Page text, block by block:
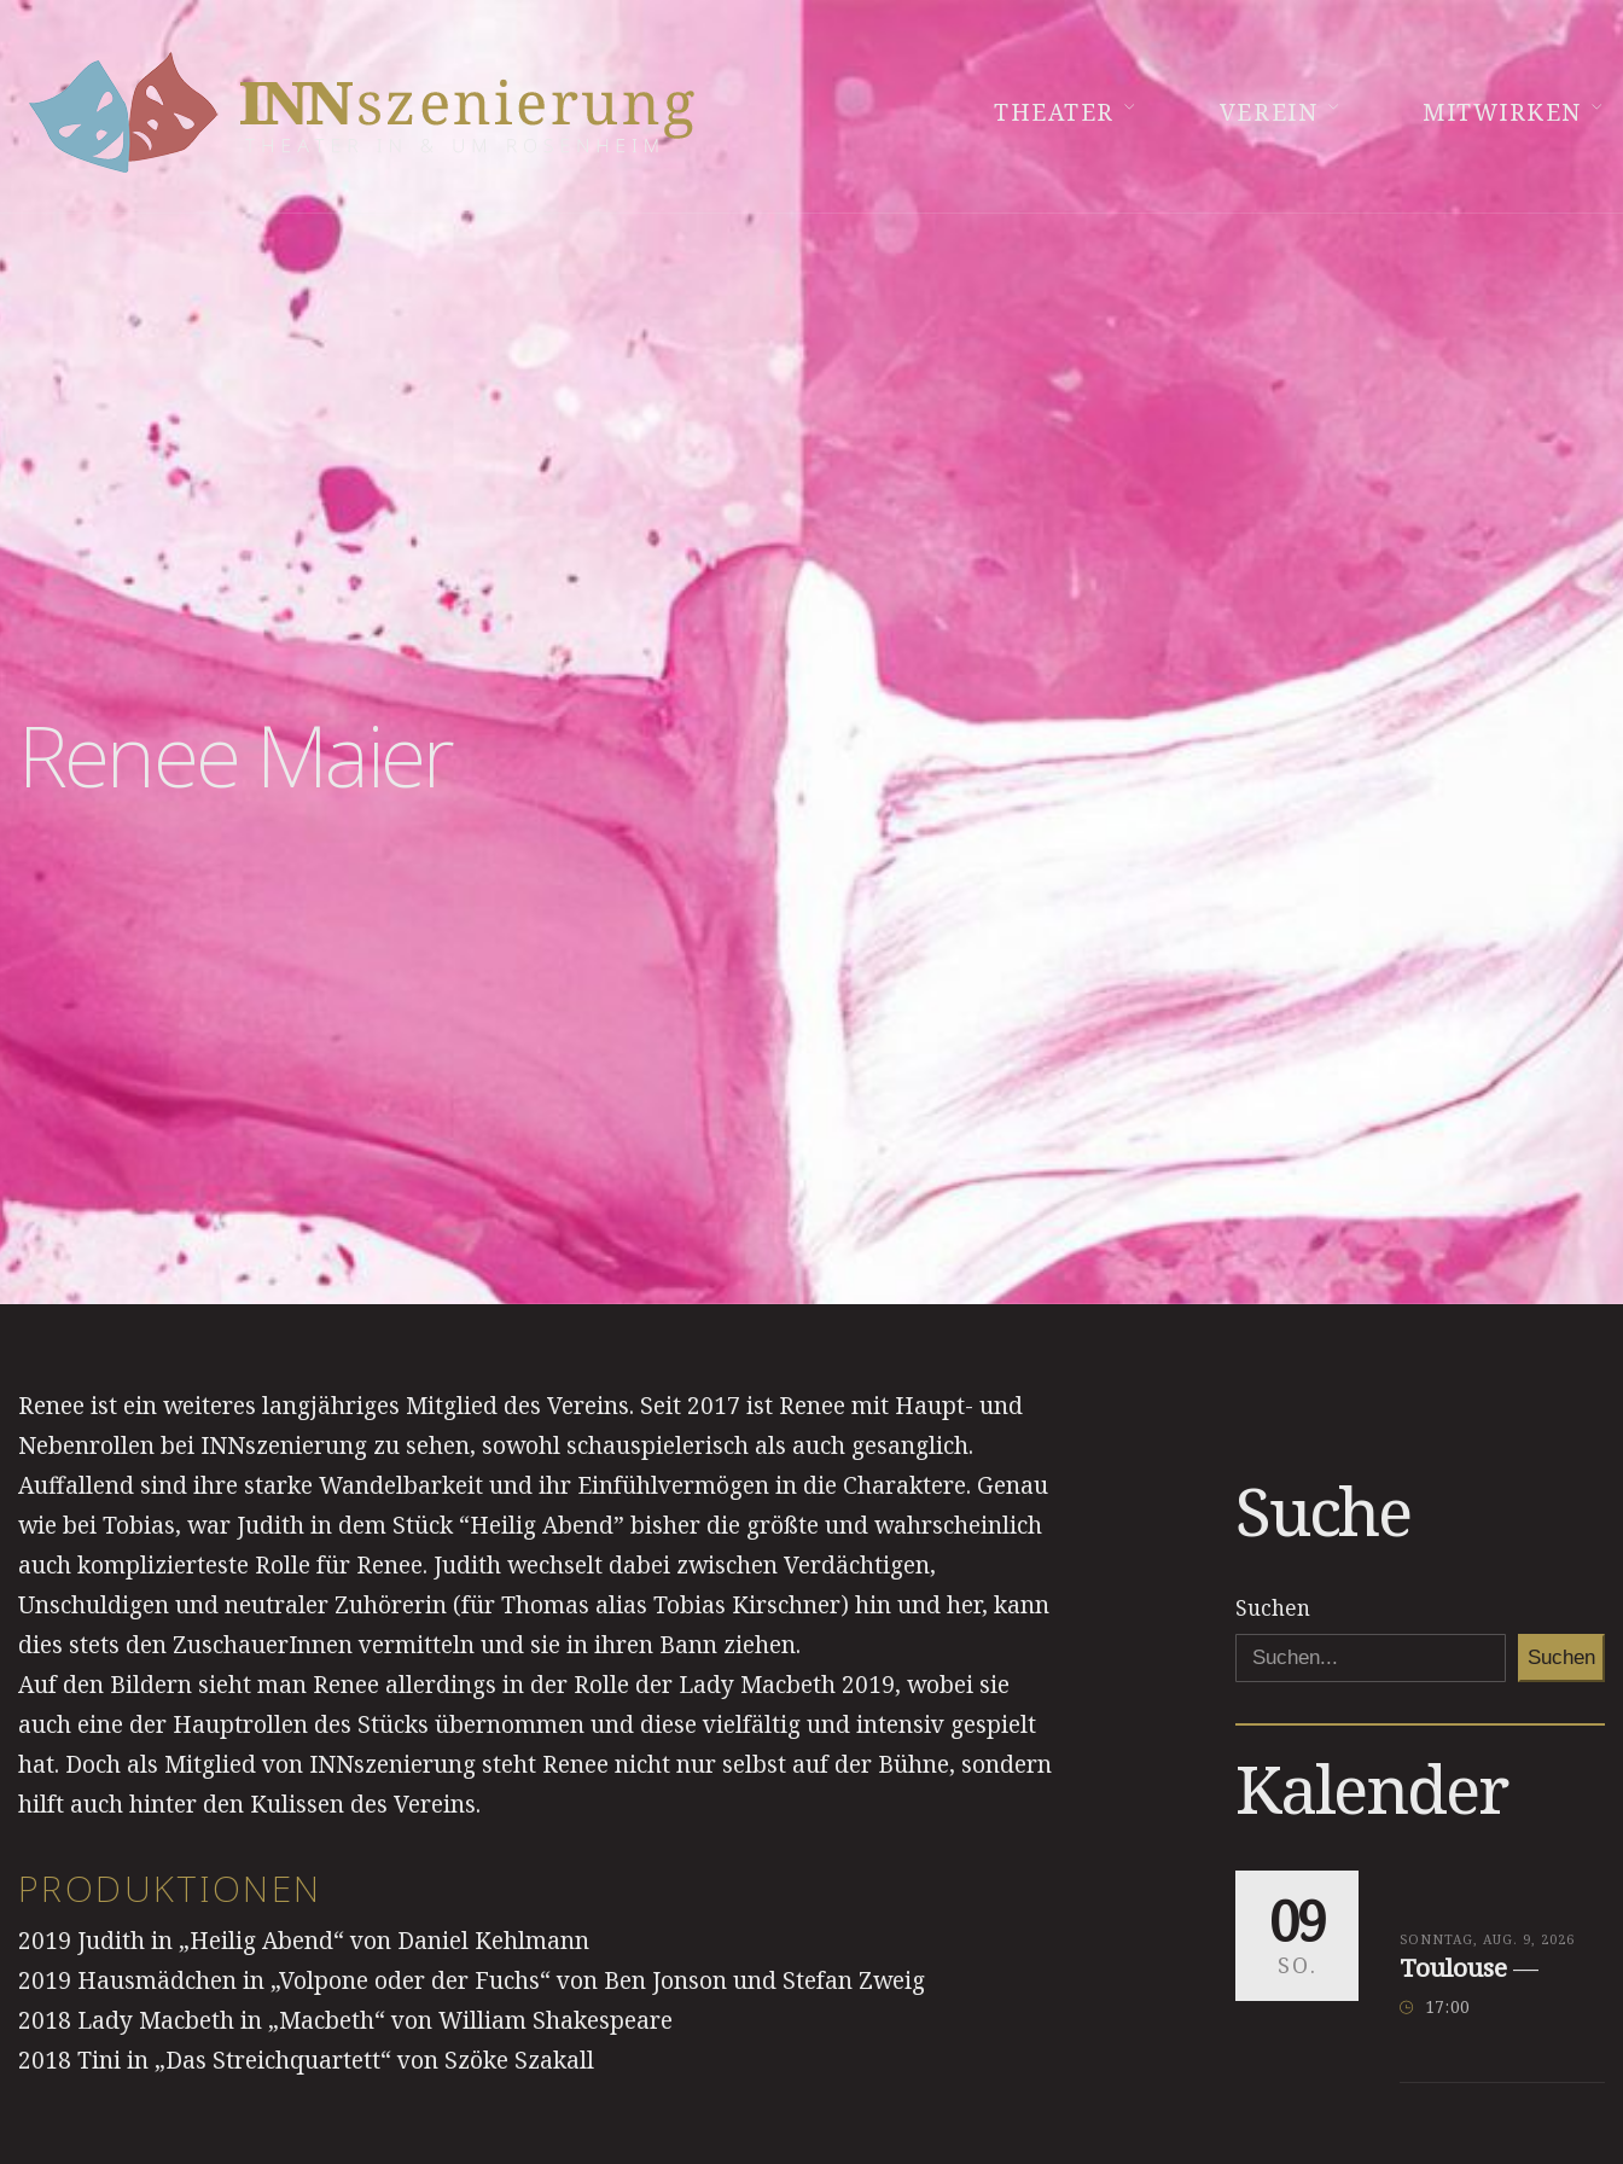
THEATER VEREIN MITWIRKEN
Renee Maier
Renee ist ein weiteres langjähriges Mitglied des Vereins. Seit 2017 ist Renee mit Haupt- und
Nebenrollen bei INNszenierung zu sehen, sowohl schauspielerisch als auch gesanglich.
Auffallend sind ihre starke Wandelbarkeit und ihr Einfühlvermögen in die Charaktere. Genau
wie bei Tobias, war Judith in dem Stück “Heilig Abend” bisher die größte und wahrscheinlich
auch komplizierteste Rolle für Renee. Judith wechselt dabei zwischen Verdächtigen,
Unschuldigen und neutraler Zuhörerin (für Thomas alias Tobias Kirschner) hin und her, kann
dies stets den ZuschauerInnen vermitteln und sie in ihren Bann ziehen.
Auf den Bildern sieht man Renee allerdings in der Rolle der Lady Macbeth 2019, wobei sie
auch eine der Hauptrollen des Stücks übernommen und diese vielfältig und intensiv gespielt
hat. Doch als Mitglied von INNszenierung steht Renee nicht nur selbst auf der Bühne, sondern
hilft auch hinter den Kulissen des Vereins.
PRODUKTIONEN
2019 Judith in „Heilig Abend“ von Daniel Kehlmann
2019 Hausmädchen in „Volpone oder der Fuchs“ von Ben Jonson und Stefan Zweig
2018 Lady Macbeth in „Macbeth“ von William Shakespeare
2018 Tini in „Das Streichquartett“ von Szöke Szakall
Suche
Suchen
Suchen
Kalender
09
SO.
SONNTAG, AUG. 9, 2026
Toulouse—
17:00